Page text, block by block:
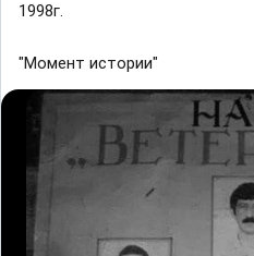
1998г.
"Момент истории"